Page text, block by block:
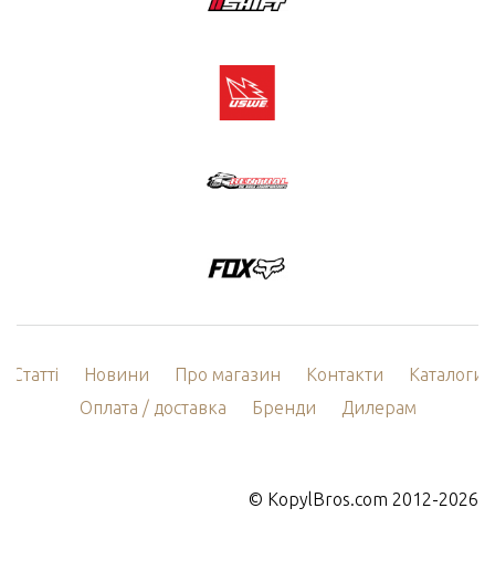
Статті Новини Про магазин Контакти
Каталоги
Оплата / доставка
Бренди Дилерам
© KopylBros.com 2012-2026